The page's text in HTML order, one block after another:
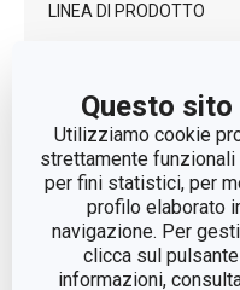
Questo
Utilizziamo cookie
strettamente funzionali
per fini statistici, per
profilo elaborato
navigazione. Per
clicca sul
informazioni,
LINEA DI PRODOTTO
TIPO
COLORE